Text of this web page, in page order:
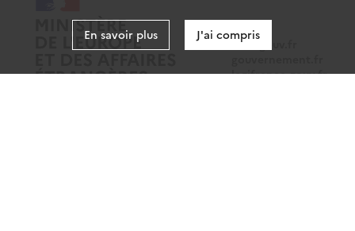
data.gouv.fr
legifrance.gouv.fr
En savoir plus J'ai compris